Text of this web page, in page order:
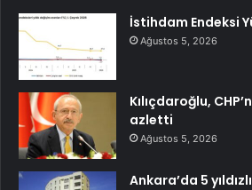
İstihdam Endeksi
Ağustos 5, 2026
Kılıçdaroğlu,
azletti
Ağustos 5, 2026
Ankara’da 5